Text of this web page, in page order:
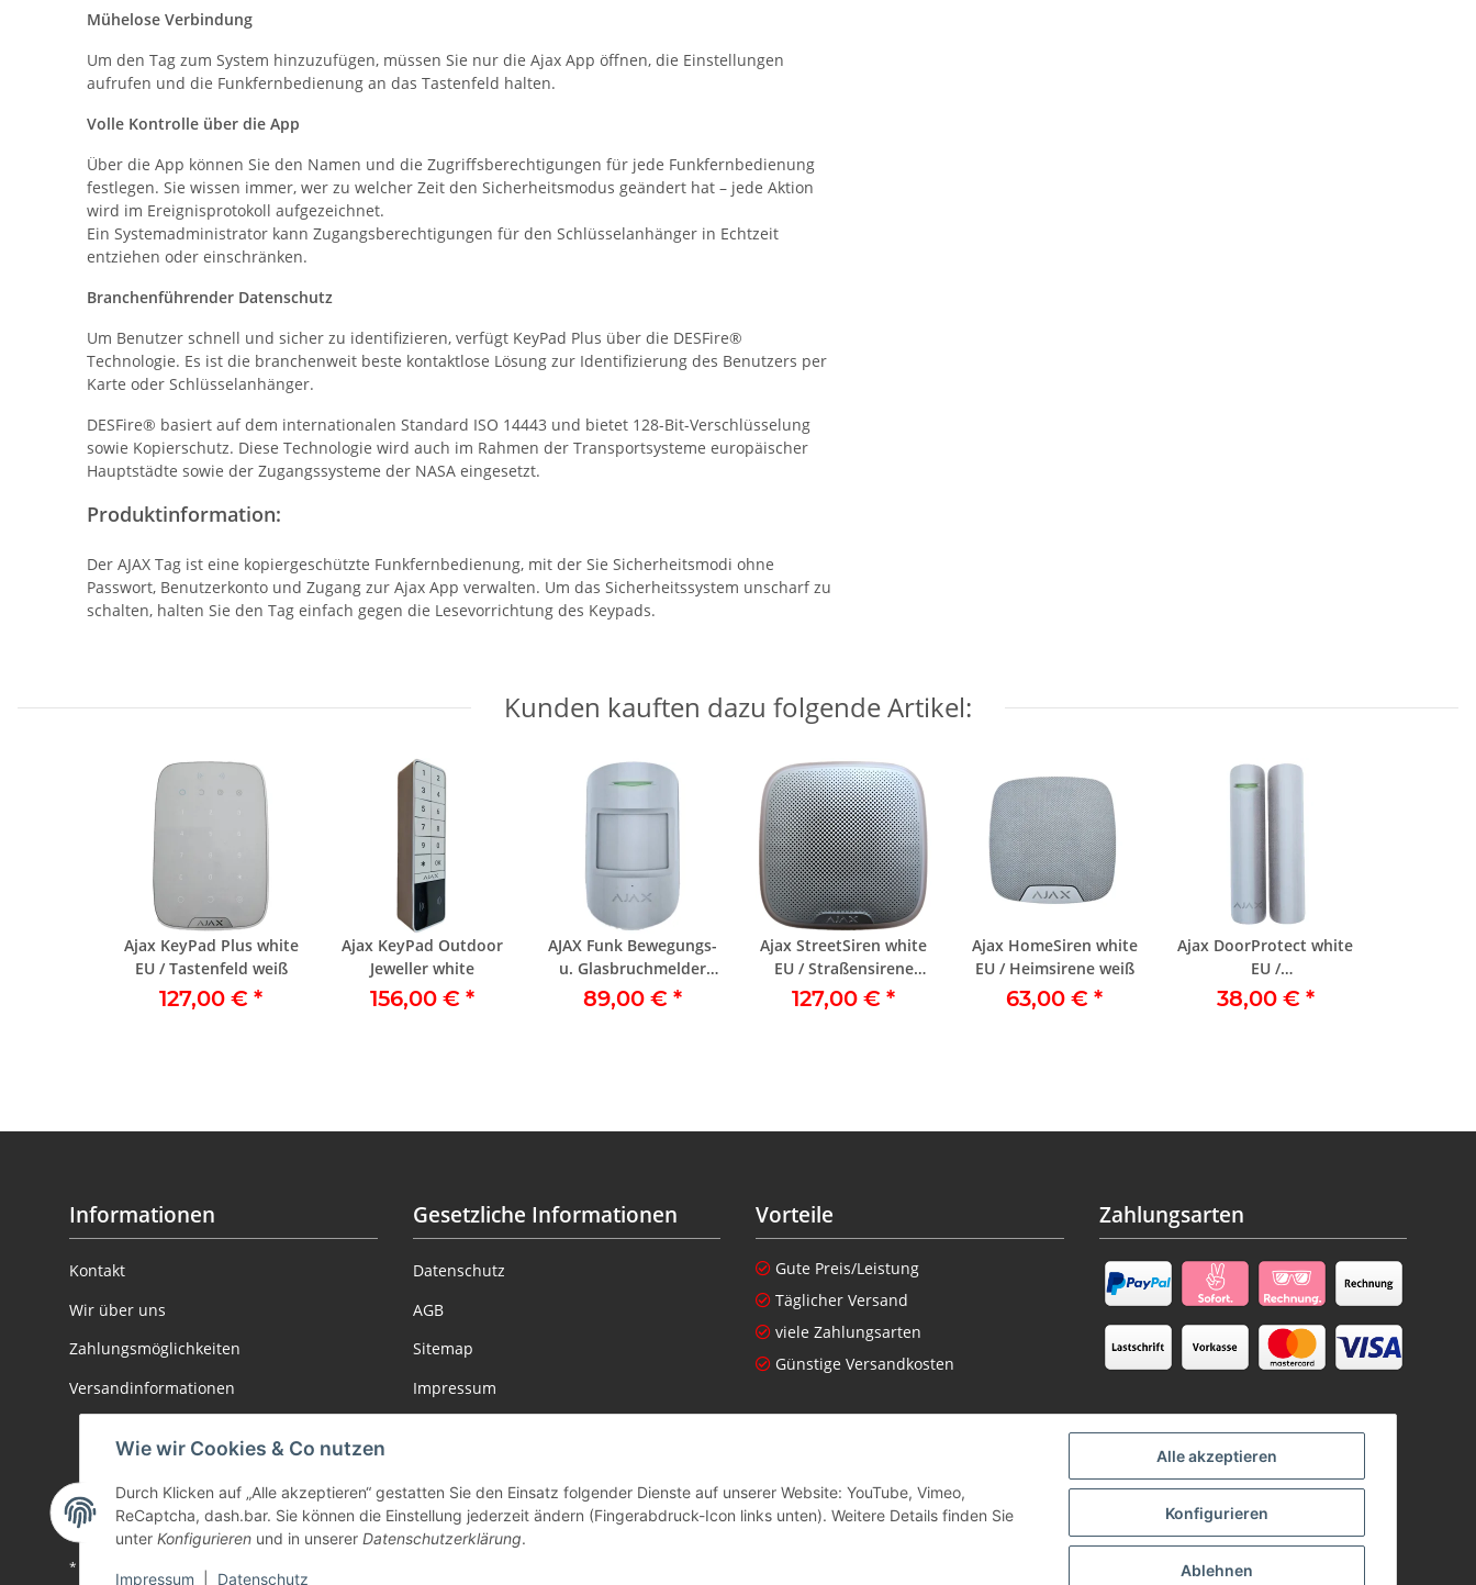
Alle akzeptieren
Konfigurieren
Ablehnen
Wie wir Cookies & Co nutzen
Durch Klicken auf „Alle akzeptieren“ gestatten Sie den Einsatz folgender Dienste auf unserer Website: YouTube, Vimeo,
ReCaptcha, dash.bar. Sie können die Einstellung jederzeit ändern (Fingerabdruck-Icon links unten). Weitere Details finden Sie
unter Konfigurieren und in unserer Datenschutzerklärung.
Impressum Datenschutz
Mühelose Verbindung
Um den Tag zum System hinzuzufügen, müssen Sie nur die Ajax App öffnen, die Einstellungen
aufrufen und die Funkfernbedienung an das Tastenfeld halten.
Volle Kontrolle über die App
Über die App können Sie den Namen und die Zugriffsberechtigungen für jede Funkfernbedienung
festlegen. Sie wissen immer, wer zu welcher Zeit den Sicherheitsmodus geändert hat – jede Aktion
wird im Ereignisprotokoll aufgezeichnet.
Ein Systemadministrator kann Zugangsberechtigungen für den Schlüsselanhänger in Echtzeit
entziehen oder einschränken.
Branchenführender Datenschutz
Um Benutzer schnell und sicher zu identifizieren, verfügt KeyPad Plus über die DESFire®
Technologie. Es ist die branchenweit beste kontaktlose Lösung zur Identifizierung des Benutzers per
Karte oder Schlüsselanhänger.
DESFire® basiert auf dem internationalen Standard ISO 14443 und bietet 128-Bit-Verschlüsselung
sowie Kopierschutz. Diese Technologie wird auch im Rahmen der Transportsysteme europäischer
Hauptstädte sowie der Zugangssysteme der NASA eingesetzt.
Produktinformation:
Der AJAX Tag ist eine kopiergeschützte Funkfernbedienung, mit der Sie Sicherheitsmodi ohne
Passwort, Benutzerkonto und Zugang zur Ajax App verwalten. Um das Sicherheitssystem unscharf zu
schalten, halten Sie den Tag einfach gegen die Lesevorrichtung des Keypads.
Kunden kauften dazu folgende Artikel:
Ajax KeyPad Plus white
EU / Tastenfeld weiß
127,00 € *
Ajax KeyPad Outdoor
Jeweller white
156,00 € *
AJAX Funk Bewegungs-
u. Glasbruchmelder
CombiProtect white
89,00 € *
Ajax StreetSiren white
EU / Straßensirene
weiß
127,00 € *
Ajax HomeSiren white
EU / Heimsirene weiß
63,00 € *
Ajax DoorProtect white
EU /
Türöffnungsmelder
38,00 € *
Informationen
Kontakt
Wir über uns
Zahlungsmöglichkeiten
Versandinformationen
Gesetzliche Informationen
Datenschutz
AGB
Sitemap
Impressum
Widerrufsrecht
Vorteile
Gute Preis/Leistung
Täglicher Versand
viele Zahlungsarten
Günstige Versandkosten
Zahlungsarten
* Alle Preise inkl. gesetzlicher USt., zzgl.